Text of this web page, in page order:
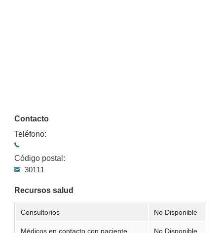
Contacto
Teléfono:
Código postal:
30111
Recursos salud
Consultorios No Disponible
Médicos en contacto con paciente No Disponible